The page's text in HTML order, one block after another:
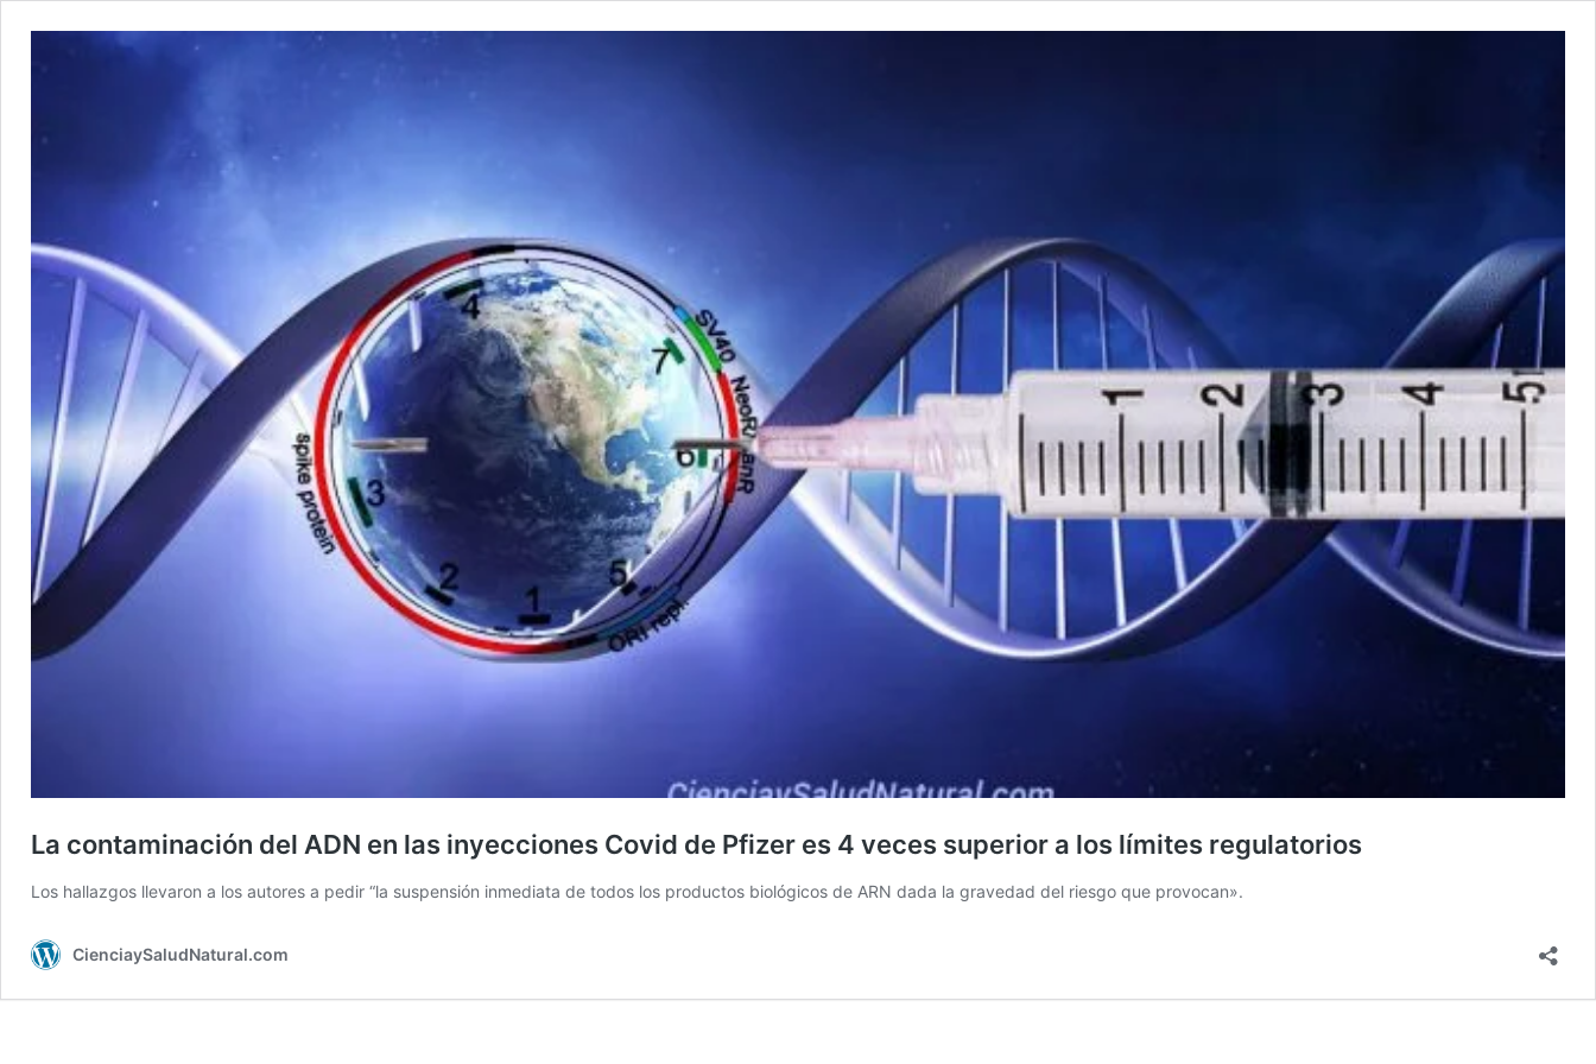
La contaminación del ADN en las inyecciones Covid de Pfizer es 4 veces superior a los límites regulatorios
Los hallazgos llevaron a los autores a pedir “la suspensión inmediata de todos los productos biológicos de ARN dada la gravedad del riesgo que provocan».
CienciaySaludNatural.com